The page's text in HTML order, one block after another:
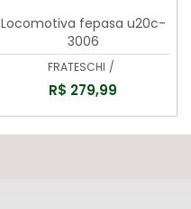
Locomotiva fepasa u20c-
3006
FRATESCHI /
R$ 279,99